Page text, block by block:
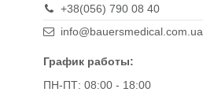
+38(056) 790 08 40
info@bauersmedical.com.ua
График работы:
ПН-ПТ: 08:00 - 18:00